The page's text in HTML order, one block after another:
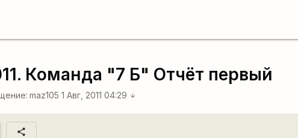
Команда "7 Б" Отчёт первый
maz105 1 Авг, 2011 04:29 arrow_downward
share